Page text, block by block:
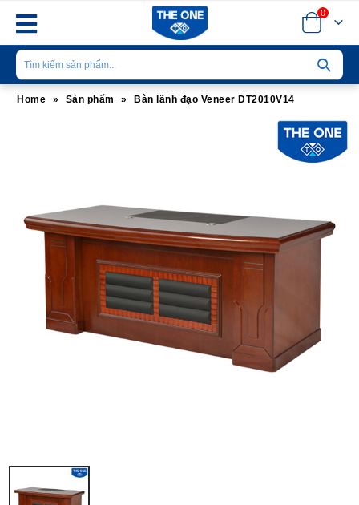
0
Home » Sản phẩm » Bàn lãnh đạo Veneer DT2010V14